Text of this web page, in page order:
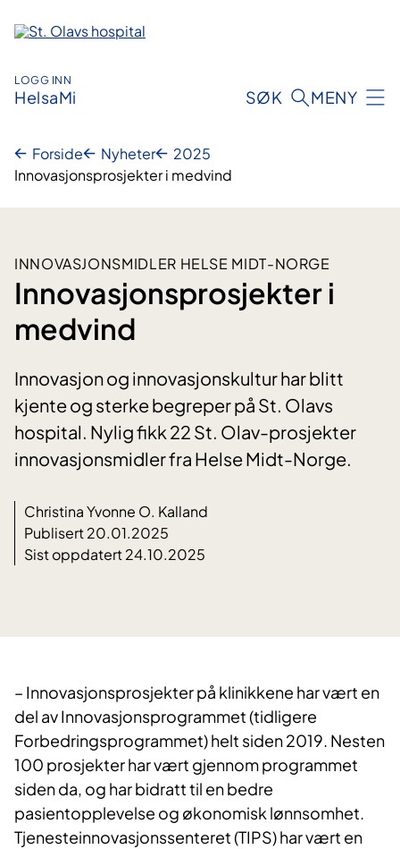
innhold
LOGG INN
HelsaMi SØK MENY
Forside Nyheter
2025
Innovasjonsprosjekter i medvind
INNOVASJONSMIDLER HELSE MIDT-NORGE
Innovasjonsprosjekter i
medvind
Innovasjon og innovasjonskultur har blitt
kjente og sterke begreper på St. Olavs
hospital. Nylig fikk 22 St. Olav-prosjekter
innovasjonsmidler fra Helse Midt-Norge.
Christina Yvonne O. Kalland
Publisert 20.01.2025
Sist oppdatert 24.10.2025
– Innovasjonsprosjekter på klinikkene har vært en
del av Innovasjonsprogrammet (tidligere
Forbedringsprogrammet) helt siden 2019. Nesten
100 prosjekter har vært gjennom programmet
siden da, og har bidratt til en bedre
pasientopplevelse og økonomisk lønnsomhet.
Tjenesteinnovasjonssenteret (TIPS) har vært en